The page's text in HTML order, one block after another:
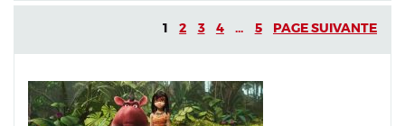
1 2 3 4 ... 5 PAGE SUIVANTE